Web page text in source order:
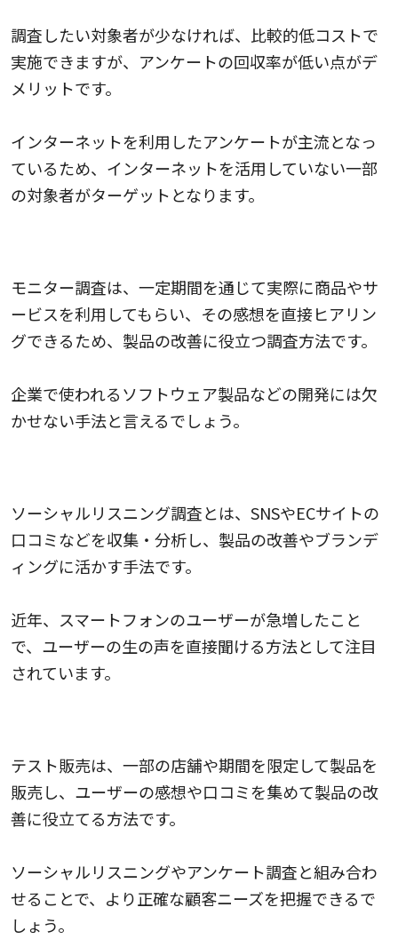
調査したい対象者が少なければ、比較的低コストで
実施できますが、アンケートの回収率が低い点がデ
メリットです。
インターネットを利用したアンケートが主流となっ
ているため、インターネットを活用していない一部
の対象者がターゲットとなります。
モニター調査は、一定期間を通じて実際に商品やサ
ービスを利用してもらい、その感想を直接ヒアリン
グできるため、製品の改善に役立つ調査方法です。
企業で使われるソフトウェア製品などの開発には欠
かせない手法と言えるでしょう。
ソーシャルリスニング調査とは、SNSやECサイトの
口コミなどを収集・分析し、製品の改善やブランデ
ィングに活かす手法です。
近年、スマートフォンのユーザーが急増したこと
で、ユーザーの生の声を直接聞ける方法として注目
されています。
テスト販売は、一部の店舗や期間を限定して製品を
販売し、ユーザーの感想や口コミを集めて製品の改
善に役立てる方法です。
ソーシャルリスニングやアンケート調査と組み合わ
せることで、より正確な顧客ニーズを把握できるで
しょう。